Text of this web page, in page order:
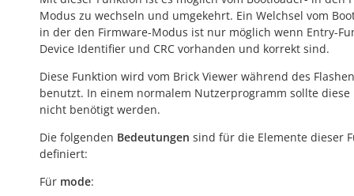
Modus zu wechseln und umgekehrt. Ein Welchsel vom
in der den Firmware-Modus ist nur möglich wenn Entry-
Device Identifier und CRC vorhanden und korrekt sind.
Diese Funktion wird vom Brick Viewer während des
benutzt. In einem normalem Nutzerprogramm sollte diese
nicht benötigt werden.
Die folgenden Bedeutungen sind für die Elemente dieser
definiert:
Für mode: